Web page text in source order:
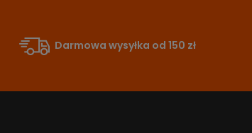
Darmowa wysyłka od 150 zł